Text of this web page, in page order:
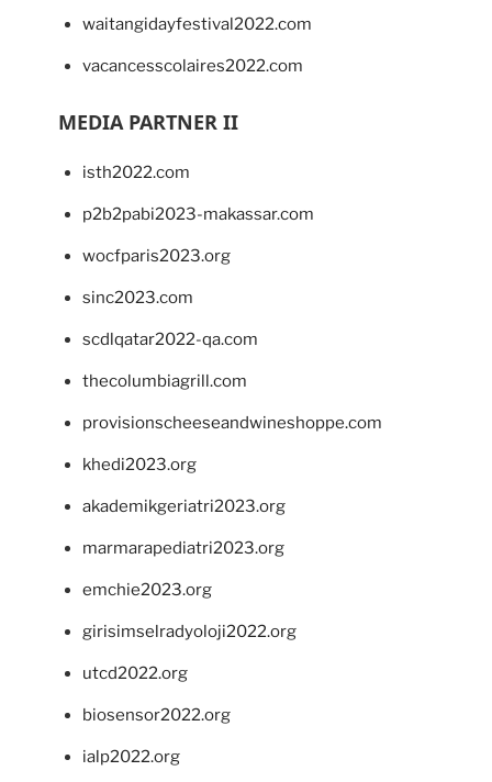
waitangidayfestival2022.com
vacancesscolaires2022.com
MEDIA PARTNER II
isth2022.com
p2b2pabi2023-makassar.com
wocfparis2023.org
sinc2023.com
scdlqatar2022-qa.com
thecolumbiagrill.com
provisionscheeseandwineshoppe.com
khedi2023.org
akademikgeriatri2023.org
marmarapediatri2023.org
emchie2023.org
girisimselradyoloji2022.org
utcd2022.org
biosensor2022.org
ialp2022.org